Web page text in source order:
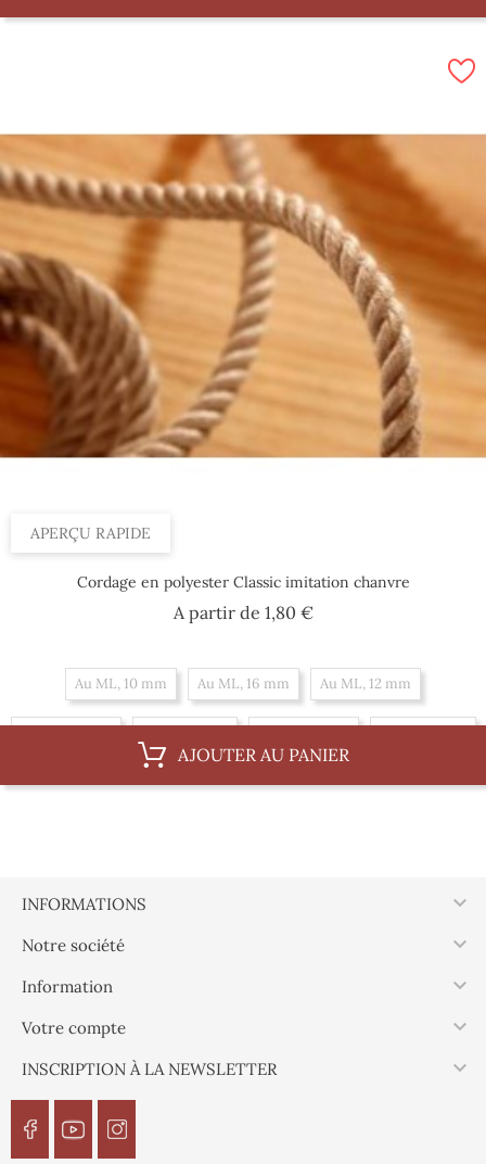
Au ML, 36 mm Au ML, 6 mm Au ML, 12 mm Au ML, 18 mm
Par 100 m, 18 mm Par 100 m, 30 mm
Par 100 m, 8 mm Par 100 m, 14 mm
APERÇU RAPIDE
Cordage en polyester Classic imitation chanvre
A partir de 1,80 €Prix
Au ML, 10 mm Au ML, 16 mm Au ML, 12 mm
Par 100 m, 12 mm Par 100 m, 18 mm Par 100 m, 8 mm
AJOUTER AU PANIER
INFORMATIONS 
Notre société 
Information 
Votre compte 
INSCRIPTION À LA NEWSLETTER 